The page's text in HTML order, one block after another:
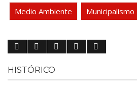
Medio Ambiente Municipalismo
HISTÓRICO